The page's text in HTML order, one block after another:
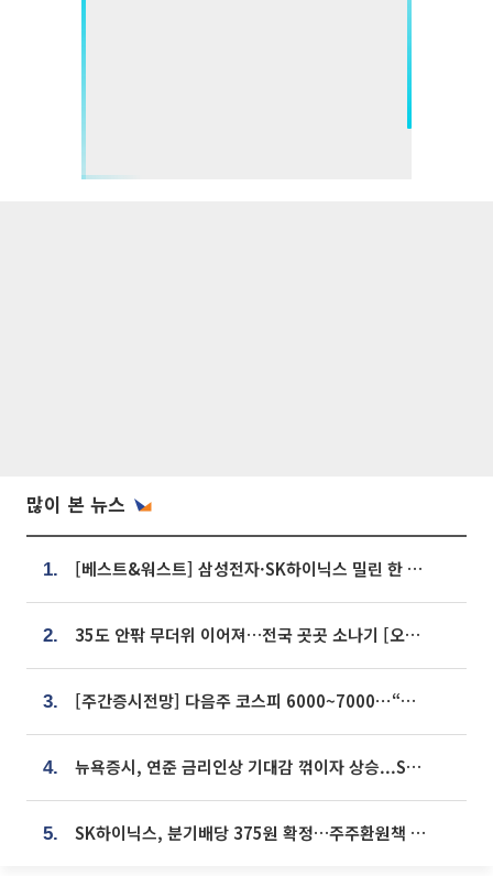
많이 본 뉴스
1. [베스트&워스트] 삼성전자·SK하이닉스 밀린 한 주…상상인증권은 85% 급등
2. 35도 안팎 무더위 이어져…전국 곳곳 소나기 [오늘 날씨]
3. [주간증시전망] 다음주 코스피 6000~7000⋯“外人 수급은 정책이 변수”
4. 뉴욕증시, 연준 금리인상 기대감 꺾이자 상승...S&P500 사상 최고치 [종합]
5. SK하이닉스, 분기배당 375원 확정…주주환원책 9월로 앞당겨 발표